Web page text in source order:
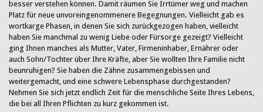
besser verstehen können. Damit räumen Sie Irrtümer weg und machen
Platz für neue unvoreingenommenere Begegnungen. Vielleicht gab es
wortkarge Phasen, in denen Sie sich zurückgezogen haben, vielleicht
haben Sie manchmal zu wenig Liebe oder Fürsorge gezeigt? Vielleicht
ging Ihnen manches als Mutter, Vater, Firmeninhaber, Ernährer oder
auch Sohn/Tochter über Ihre Kräfte, aber Sie wollten Ihre Familie nicht
beunruhigen? Sie haben die Zähne zusammengebissen und
weitergemacht, und eine schwere Lebensphase durchgestanden?
Nehmen Sie sich jetzt endlich Zeit für die menschliche Seite Ihres Lebens,
die bei all Ihren Pflichten zu kurz gekommen ist.